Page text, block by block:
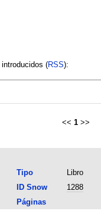
(RSS):
<< 1 >>
Tipo
Libro
ID Snow
1288
Páginas